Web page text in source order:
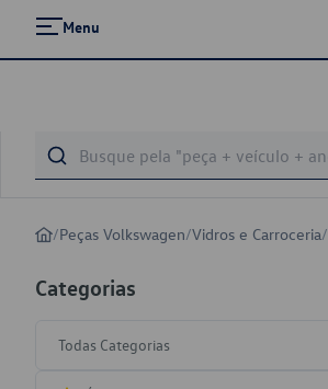
Menu
/Peças Volkswagen/Vidros e Carroceria/
Categorias
Todas Categorias